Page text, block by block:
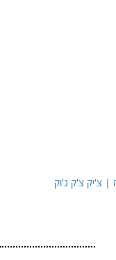
| צ'יק צ'ק ג'וק